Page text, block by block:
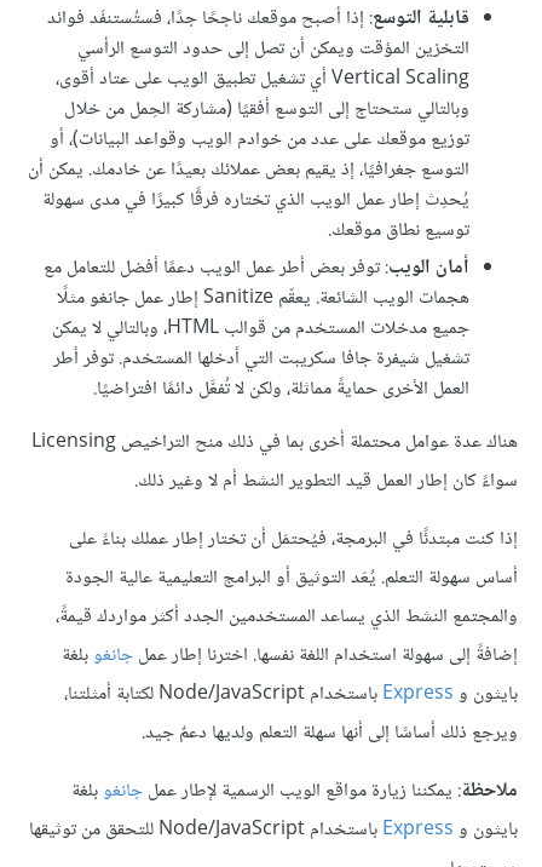
قابلية التوسع: إذا أصبح موقعك ناجحًا جدًا، فستُستنفَد فوائد
التخزين المؤقت ويمكن أن تصل إلى حدود التوسع الرأسي
Vertical Scaling أي تشغيل تطبيق الويب على عتاد أقوى،
وبالتالي ستحتاج إلى التوسع أفقيًا (مشاركة الحِمل من خلال
توزيع موقعك على عدد من خوادم الويب وقواعد البيانات)، أو
التوسع جغرافيًا، إذ يقيم بعض عملائك بعيدًا عن خادمك. يمكن أن
يُحدِث إطار عمل الويب الذي تختاره فرقًا كبيرًا في مدى سهولة
توسيع نطاق موقعك.
أمان الويب: توفر بعض أطر عمل الويب دعمًا أفضل للتعامل مع
هجمات الويب الشائعة. يعقّم Sanitize إطار عمل جانغو مثلًا
جميع مدخلات المستخدم من قوالب HTML، وبالتالي لا يمكن
تشغيل شيفرة جافا سكريبت التي أدخلها المستخدم. توفر أطر
العمل الأخرى حمايةً مماثلة، ولكن لا تُفعَّل دائمًا افتراضيًا.
هناك عدة عوامل محتملة أخرى بما في ذلك منح التراخيص Licensing
سواءً كان إطار العمل قيد التطوير النشط أم لا وغير ذلك.
إذا كنت مبتدئًا في البرمجة، فيُحتمَل أن تختار إطار عملك بناءً على
أساس سهولة التعلم. يُعَد التوثيق أو البرامج التعليمية عالية الجودة
والمجتمع النشط الذي يساعد المستخدمين الجدد أكثر مواردك قيمةً،
إضافةً إلى سهولة استخدام اللغة نفسها. اخترنا إطار عملجانغوبلغة
بايثون وExpress
باستخدام Node/JavaScript لكتابة أمثلتنا،
ويرجع ذلك أساسًا إلى أنها سهلة التعلم ولديها دعمٌ جيد.
ملاحظة: يمكننا زيارة مواقع الويب الرسمية لإطار عملجانغوبلغة
بايثون وExpress
باستخدام Node/JavaScript للتحقق من توثيقها